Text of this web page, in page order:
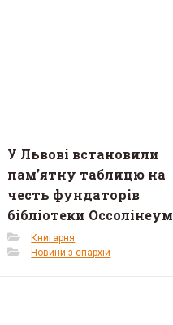
У Львові встановили
пам’ятну таблицю на
честь фундаторів
бібліотеки Оссолінеум
Книгарня
Новини з єпархій